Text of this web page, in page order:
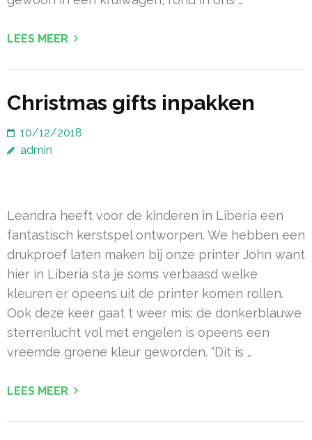
LEES MEER
Christmas gifts inpakken
10/12/2018
admin
Leandra heeft voor de kinderen in Liberia een
fantastisch kerstspel ontworpen. We hebben een
drukproef laten maken bij onze printer John want
hier in Liberia sta je soms verbaasd welke
kleuren er opeens uit de printer komen rollen.
Ook deze keer gaat t weer mis; de donkerblauwe
sterrenlucht vol met engelen is opeens een
vreemde groene kleur geworden. “Dit is …
LEES MEER